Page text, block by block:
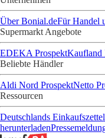
Über Bonial.deFür Handel
Supermarkt Angebote
EDEKA ProspektKaufland
Beliebte Händler
Aldi Nord ProspektNetto
Ressourcen
Deutschlands Einkaufszettel
herunterladen